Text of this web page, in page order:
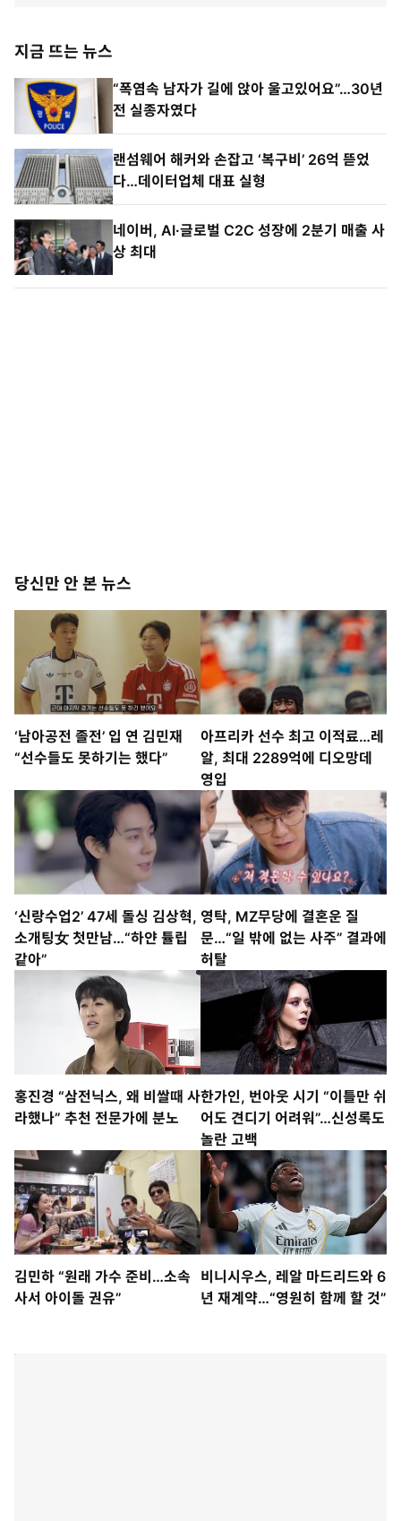
지금 뜨는 뉴스
“폭염속 남자가 길에 앉아 울고있어요”…30년
전 실종자였다
랜섬웨어 해커와 손잡고 ‘복구비’ 26억 뜯었
다…데이터업체 대표 실형
네이버, AI·글로벌 C2C 성장에 2분기 매출 사
상 최대
당신만 안 본 뉴스
‘남아공전 졸전’ 입 연 김민재
“선수들도 못하기는 했다”
아프리카 선수 최고 이적료…레
알, 최대 2289억에 디오망데
영입
‘신랑수업2’ 47세 돌싱 김상혁,
소개팅女 첫만남…“하얀 튤립
같아”
영탁, MZ무당에 결혼운 질
문…“일 밖에 없는 사주” 결과에
허탈
홍진경 “삼전닉스, 왜 비쌀때 사
라했나” 추천 전문가에 분노
한가인, 번아웃 시기 “이틀만 쉬
어도 견디기 어려워”…신성록도
놀란 고백
김민하 “원래 가수 준비…소속
사서 아이돌 권유”
비니시우스, 레알 마드리드와 6
년 재계약…“영원히 함께 할 것”